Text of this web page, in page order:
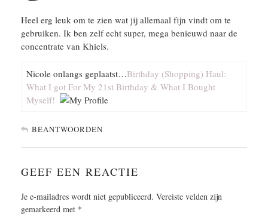
Heel erg leuk om te zien wat jij allemaal fijn vindt om te
gebruiken. Ik ben zelf echt super, mega benieuwd naar de
concentrate van Khiels.
Nicole onlangs geplaatst…Birthday (Shopping) Haul:
What I got For My 21st Birthday & What I Bought
Myself!
BEANTWOORDEN
GEEF EEN REACTIE
Je e-mailadres wordt niet gepubliceerd. Vereiste velden zijn
gemarkeerd met *